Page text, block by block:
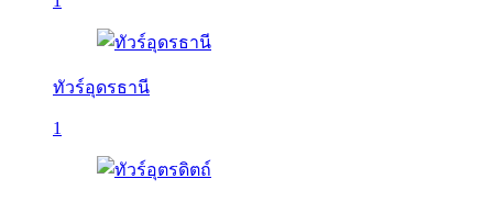
ทัวร์อุดรธานี
1